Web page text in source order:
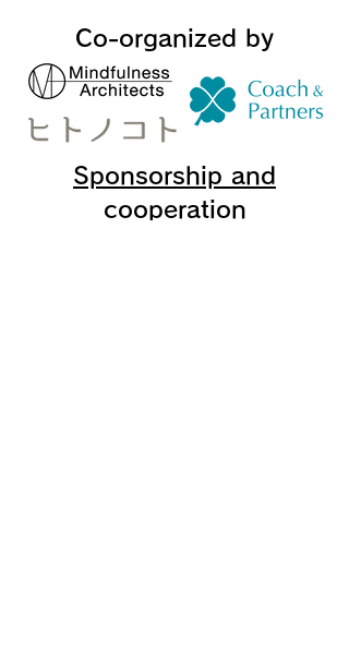
Co-organized by
Sponsorship and
cooperation